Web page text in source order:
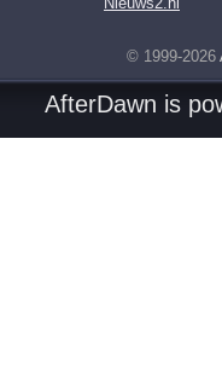
© 1999-2026
AfterDawn is